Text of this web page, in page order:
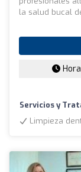
la salud bucal
Servicios y
Limpieza